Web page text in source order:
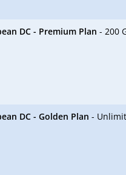
DC - Premium Plan - 200
DC - Golden Plan -